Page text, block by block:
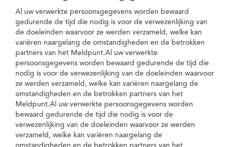
Al uw verwerkte persoonsgegevens worden bewaard
gedurende de tijd die nodig is voor de verwezenlijking van
de doeleinden waarvoor ze werden verzameld, welke kan
variëren naargelang de omstandigheden en de betrokken
partners van het Meldpunt.Al uw verwerkte
persoonsgegevens worden bewaard gedurende de tijd die
nodig is voor de verwezenlijking van de doeleinden waarvoor
ze werden verzameld, welke kan variëren naargelang de
omstandigheden en de betrokken partners van het
Meldpunt.Al uw verwerkte persoonsgegevens worden
bewaard gedurende de tijd die nodig is voor de
verwezenlijking van de doeleinden waarvoor ze werden
verzameld, welke kan variëren naargelang de
omstandigheden en de betrokken partners van het